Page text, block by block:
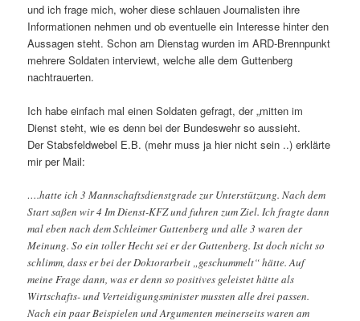
und ich frage mich, woher diese schlauen Journalisten ihre
Informationen nehmen und ob eventuelle ein Interesse hinter den
Aussagen steht. Schon am Dienstag wurden im ARD-Brennpunkt
mehrere Soldaten interviewt, welche alle dem Guttenberg
nachtrauerten.
Ich habe einfach mal einen Soldaten gefragt, der „mitten im
Dienst steht, wie es denn bei der Bundeswehr so aussieht.
Der Stabsfeldwebel E.B. (mehr muss ja hier nicht sein ..) erklärte
mir per Mail:
….hatte ich 3 Mannschaftsdienstgrade zur Unterstützung. Nach dem
Start saßen wir 4 Im Dienst-KFZ und fuhren zum Ziel. Ich fragte dann
mal eben nach dem Schleimer Guttenberg und alle 3 waren der
Meinung. So ein toller Hecht sei er der Guttenberg. Ist doch nicht so
schlimm, dass er bei der Doktorarbeit „geschummelt“ hätte. Auf
meine Frage dann, was er denn so positives geleistet hätte als
Wirtschafts- und Verteidigungsminister mussten alle drei passen.
Nach ein paar Beispielen und Argumenten meinerseits waren am